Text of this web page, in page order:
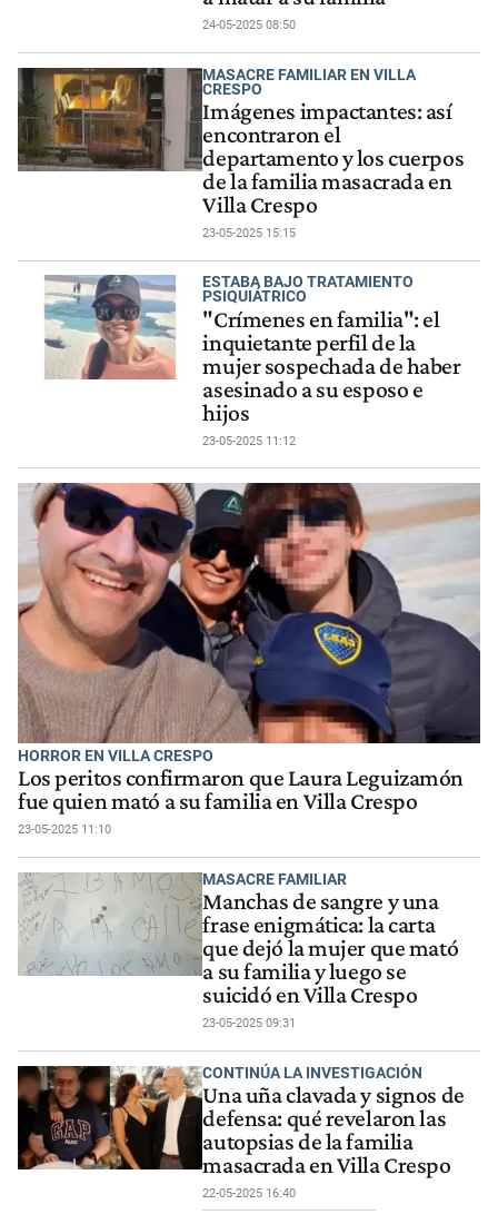
24-05-2025 08:50
MASACRE FAMILIAR EN VILLA
CRESPO
Imágenes impactantes: así
encontraron el
departamento y los cuerpos
de la familia masacrada en
Villa Crespo
23-05-2025 15:15
ESTABA BAJO TRATAMIENTO
PSIQUIÁTRICO
"Crímenes en familia": el
inquietante perfil de la
mujer sospechada de haber
asesinado a su esposo e
hijos
23-05-2025 11:12
HORROR EN VILLA CRESPO
Los peritos confirmaron que Laura Leguizamón
fue quien mató a su familia en Villa Crespo
23-05-2025 11:10
MASACRE FAMILIAR
Manchas de sangre y una
frase enigmática: la carta
que dejó la mujer que mató
a su familia y luego se
suicidó en Villa Crespo
23-05-2025 09:31
CONTINÚA LA INVESTIGACIÓN
Una uña clavada y signos de
defensa: qué revelaron las
autopsias de la familia
masacrada en Villa Crespo
22-05-2025 16:40